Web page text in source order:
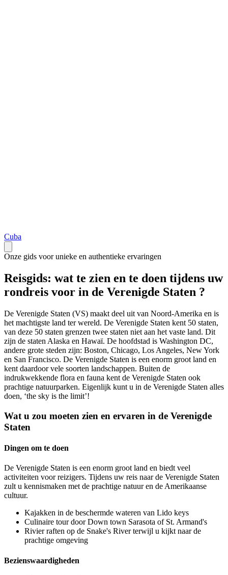
Cuba
Onze gids voor unieke en authentieke ervaringen
Reisgids: wat te zien en te doen tijdens uw
rondreis voor in de Verenigde Staten ?
De Verenigde Staten (VS) maakt deel uit van Noord-Amerika en is
het machtigste land ter wereld. De Verenigde Staten kent 50 staten,
van deze 50 staten grenzen twee staten niet aan het vaste land. Dit
zijn de staten Alaska en Hawaï. De hoofdstad is Washington DC,
andere grote steden zijn: Boston, Chicago, Los Angeles, New York
en San Francisco. De Verenigde Staten is een enorm groot land en
kent daardoor vele soorten landschappen. Buiten de
indrukwekkende flora en fauna kent de Verenigde Staten ook
prachtige natuurparken. Eigenlijk kunt u in de Verenigde Staten alles
doen, ‘the sky is the limit’!
Wat u zou moeten zien en ervaren in de Verenigde
Staten
Dingen om te doen
De Verenigde Staten is een enorm groot land en biedt veel
activiteiten voor reizigers. Tijdens uw reis naar de Verenigde Staten
zult u kennismaken met de prachtige natuur en de Amerikaanse
cultuur.
Kajakken in de beschermde wateren van Lido keys
Culinaire tour door Down town Sarasota of St. Armand's
Rivier raften op de Snake's River terwijl u kijkt naar de
prachtige omgeving
Bezienswaardigheden